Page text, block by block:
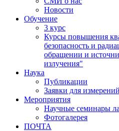
Новости
Обучение
3 курс
Курсы повышения
безопасность и
обращении и
излучения"
Наука
Публикации
Заявки для
Мероприятия
Научные семинары
Фотогалерея
ПОЧТА